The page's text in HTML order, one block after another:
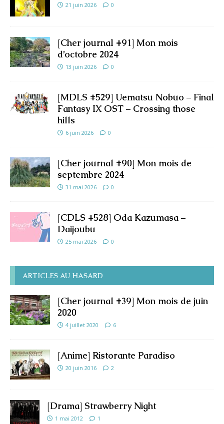
21 juin 2026 0
[Cher journal #91] Mon mois
d’octobre 2024
13 juin 2026 0
[MDLS #529] Uematsu Nobuo – Final
Fantasy IX OST – Crossing those
hills
6 juin 2026 0
[Cher journal #90] Mon mois de
septembre 2024
31 mai 2026 0
[CDLS #528] Oda Kazumasa –
Daijoubu
25 mai 2026 0
ARTICLES AU HASARD
[Cher journal #39] Mon mois de juin
2020
4 juillet 2020 6
[Anime] Ristorante Paradiso
20 juin 2016 2
[Drama] Strawberry Night
1 mai 2012 1